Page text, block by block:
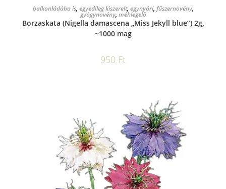
KOSÁRBA TESZEM
balkonládába is, egyedileg kiszerelt, egynyári, fűszernövény,
gyógynövény, méhlegelő
Borzaskata (Nigella damascena „Miss Jekyll blue”) 2g,
~1000 mag
950 Ft